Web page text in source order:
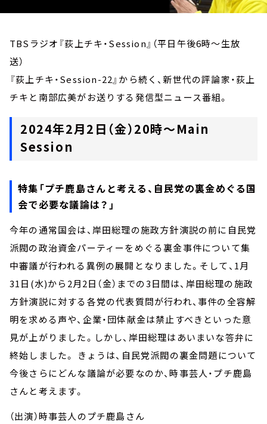
TBSラジオ『荻上チキ・Session』（平日午後6時～生放
送）
『荻上チキ・Session-22』から続く、新世代の評論家・荻上
チキと南部広美がお送りする発信型ニュース番組。
2024年2月2日（金）20時～Main
Session
特集「プチ鹿島さんと考える、自民党の裏金めぐる国
会で必要な議論は？」
今年の通常国会は、岸田総理の施政方針演説の前に自民党
派閥の政治資金パーティーをめぐる裏金事件について集
中審議が行われる異例の展開となりました。そして、1月
31日(水)から2月2日（金）までの3日間は、岸田総理の施政
方針演説に対する各党の代表質問が行われ、事件の全容解
明を求める声や、企業・団体献金は禁止すべきといった意
見が上がりました。しかし、岸田総理はあいまいな答弁に
終始しました。 きょうは、自民党派閥の裏金問題について
今後さらにどんな議論が必要なのか、時事芸人・プチ鹿島
さんと考えます。
（出演）時事芸人のプチ鹿島さん